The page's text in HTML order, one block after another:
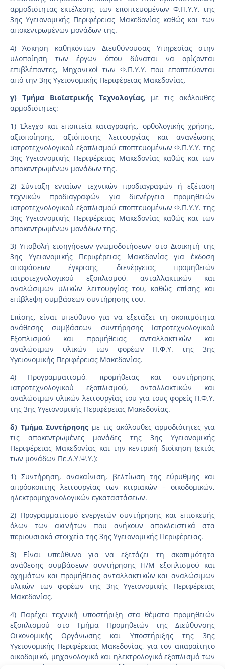
αρμοδιότητας εκτέλεσης των εποπτευομένων Φ.Π.Υ.Υ. της
3ης Υγειονομικής Περιφέρειας Μακεδονίας καθώς και των
αποκεντρωμένων μονάδων της.
4) Άσκηση καθηκόντων Διευθύνουσας Υπηρεσίας στην
υλοποίηση των έργων όπου δύναται να ορίζονται
επιβλέποντες, Μηχανικοί των Φ.Π.Υ.Υ. που εποπτεύονται
από την 3ης Υγειονομικής Περιφέρειας Μακεδονίας.
γ) Τμήμα Βιοϊατρικής Τεχνολογίας, με τις ακόλουθες
αρμοδιότητες:
1) Έλεγχο και εποπτεία καταγραφής, ορθολογικής χρήσης,
αξιοποίησης, αξιόπιστης λειτουργίας και ανανέωσης
ιατροτεχνολογικού εξοπλισμού εποπτευομένων Φ.Π.Υ.Υ. της
3ης Υγειονομικής Περιφέρειας Μακεδονίας καθώς και των
αποκεντρωμένων μονάδων της.
2) Σύνταξη ενιαίων τεχνικών προδιαγραφών ή εξέταση
τεχνικών προδιαγραφών για διενέργεια προμηθειών
ιατροτεχνολογικού εξοπλισμού εποπτευομένων Φ.Π.Υ.Υ. της
3ης Υγειονομικής Περιφέρειας Μακεδονίας καθώς και των
αποκεντρωμένων μονάδων της.
3) Υποβολή εισηγήσεων-γνωμοδοτήσεων στο Διοικητή της
3ης Υγειονομικής Περιφέρειας Μακεδονίας για έκδοση
αποφάσεων έγκρισης διενέργειας προμηθειών
ιατροτεχνολογικού εξοπλισμού, ανταλλακτικών και
αναλώσιμων υλικών λειτουργίας του, καθώς επίσης και
επίβλεψη συμβάσεων συντήρησης του.
Επίσης, είναι υπεύθυνο για να εξετάζει τη σκοπιμότητα
ανάθεσης συμβάσεων συντήρησης Ιατροτεχνολογικού
Εξοπλισμού και προμήθειας ανταλλακτικών και
αναλώσιμων υλικών των φορέων Π.Φ.Υ. της 3ης
Υγειονομικής Περιφέρειας Μακεδονίας.
4) Προγραμματισμό, προμήθειας και συντήρησης
ιατροτεχνολογικού εξοπλισμού, ανταλλακτικών και
αναλώσιμων υλικών λειτουργίας του για τους φορείς Π.Φ.Υ.
της 3ης Υγειονομικής Περιφέρειας Μακεδονίας.
δ) Τμήμα Συντήρησης με τις ακόλουθες αρμοδιότητες για
τις αποκεντρωμένες μονάδες της 3ης Υγειονομικής
Περιφέρειας Μακεδονίας και την κεντρική διοίκηση (εκτός
των μονάδων Πε.Δ.Υ.Ψ.Υ.):
1) Συντήρηση, ανακαίνιση, βελτίωση της εύρυθμης και
απρόσκοπτης λειτουργίας των κτιριακών – οικοδομικών,
ηλεκτρομηχανολογικών εγκαταστάσεων.
2) Προγραμματισμό ενεργειών συντήρησης και επισκευής
όλων των ακινήτων που ανήκουν αποκλειστικά στα
περιουσιακά στοιχεία της 3ης Υγειονομικής Περιφέρειας.
3) Είναι υπεύθυνο για να εξετάζει τη σκοπιμότητα
ανάθεσης συμβάσεων συντήρησης Η/Μ εξοπλισμού και
οχημάτων και προμήθειας ανταλλακτικών και αναλώσιμων
υλικών των φορέων της 3ης Υγειονομικής Περιφέρειας
Μακεδονίας.
4) Παρέχει τεχνική υποστήριξη στα θέματα προμηθειών
εξοπλισμού στο Τμήμα Προμηθειών της Διεύθυνσης
Οικονομικής Οργάνωσης και Υποστήριξης της 3ης
Υγειονομικής Περιφέρειας Μακεδονίας, για τον απαραίτητο
οικοδομικό, μηχανολογικό και ηλεκτρολογικό εξοπλισμό των